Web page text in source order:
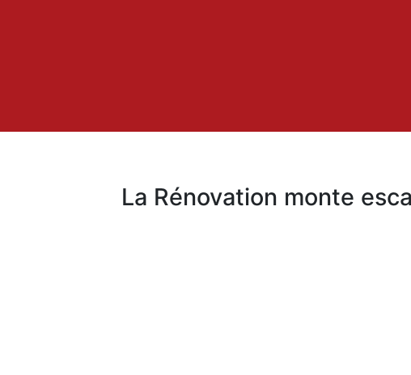
La Rénovation monte